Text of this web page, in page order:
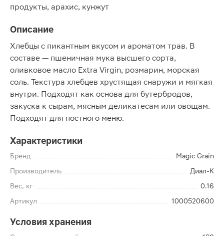
продукты, арахис, кунжут
Описание
Хлебцы с пикантным вкусом и ароматом трав. В
составе — пшеничная мука высшего сорта,
оливковое масло Extra Virgin, розмарин, морская
соль. Текстура хлебцев хрустящая снаружи и мягкая
внутри. Подходят как основа для бутербродов,
закуска к сырам, мясным деликатесам или овощам.
Подходят для постного меню.
Характеристики
Бренд
Magic Grain
Производитель
Диал-К
Вес, кг
0.16
Артикул
1000520600
Условия хранения